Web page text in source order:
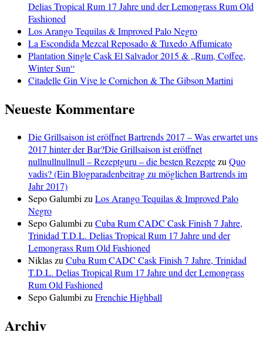
Delias Tropical Rum 17 Jahre und der Lemongrass Rum Old
Fashioned
Los Arango Tequilas & Improved Palo Negro
La Escondida Mezcal Reposado & Tuxedo Affumicato
Plantation Single Cask El Salvador 2015 & „Rum, Coffee,
Winter Sun“
Citadelle Gin Vive le Cornichon & The Gibson Martini
Neueste Kommentare
Die Grillsaison ist eröffnet Bartrends 2017 – Was erwartet uns
2017 hinter der Bar?Die Grillsaison ist eröffnet
nullnullnullnull – Rezeptguru – die besten Rezeptezu Quo
vadis? (Ein Blogparadenbeitrag zu möglichen Bartrends im
Jahr 2017)
Sepo Galumbi zu Los Arango Tequilas & Improved Palo
Negro
Sepo Galumbi zu Cuba Rum CADC Cask Finish 7 Jahre,
Trinidad T.D.L. Delias Tropical Rum 17 Jahre und der
Lemongrass Rum Old Fashioned
Niklaszu Cuba Rum CADC Cask Finish 7 Jahre, Trinidad
T.D.L. Delias Tropical Rum 17 Jahre und der Lemongrass
Rum Old Fashioned
Sepo Galumbi zu Frenchie Highball
Archiv